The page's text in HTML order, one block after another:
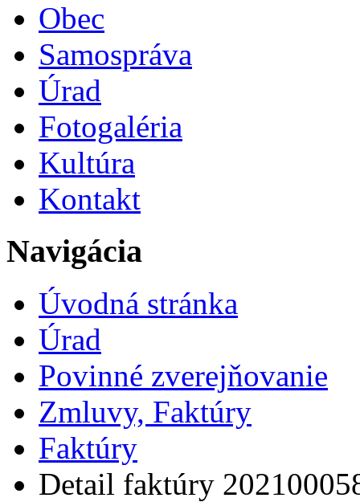
Obec
Samospráva
Úrad
Fotogaléria
Kultúra
Kontakt
Navigácia
Úvodná stránka
Úrad
Povinné zverejňovanie
Zmluvy, Faktúry
Faktúry
Detail faktúry